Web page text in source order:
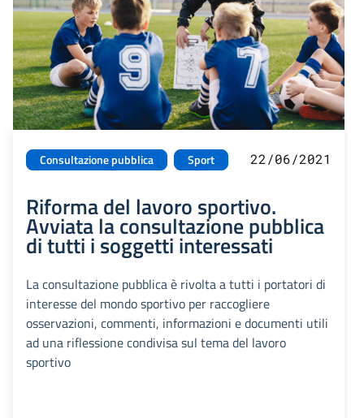
Consultazione pubblica Sport 22/06/2021
Riforma del lavoro sportivo.
Avviata la consultazione pubblica
di tutti i soggetti interessati
La consultazione pubblica è rivolta a tutti i portatori di
interesse del mondo sportivo per raccogliere
osservazioni, commenti, informazioni e documenti utili
ad una riflessione condivisa sul tema del lavoro
sportivo